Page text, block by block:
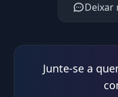
Deixar
Junte-se a